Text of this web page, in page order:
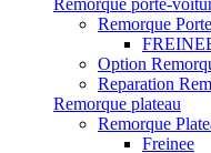
Remorque porte-
Remorque
Option
Reparation
Remorque plateau
Remorque
Freinee